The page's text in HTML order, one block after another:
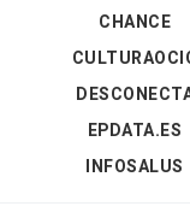
CHANCE
EPDATA.ES
INFOSALUS